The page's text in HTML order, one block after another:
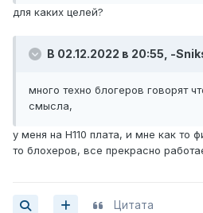
для каких целей?
В 02.12.2022 в 20:55, -
много техно блогеров говорят
смысла,
у меня на H110 плата, и мне как то
то блохеров, все прекрасно
Цитата